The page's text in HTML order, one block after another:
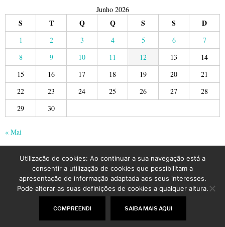
Junho 2026
S T Q Q S S D
1 2 3 4 5 6
7
8
9 10 11 12 13
14
15
16 17 18 19 20
21
22
23 24 25 26 27
28
29
30
« Mai
©2026LusoJornal | Todos os direitos reservados
Utilização de cookies: Ao continuar a sua navegação está a
consentir a utilização de cookies que possibilitam a
apresentação de informação adaptada aos seus interesses.
Pode alterar as suas definições de cookies a qualquer altura.
COMPREENDI SAIBA MAIS AQUI